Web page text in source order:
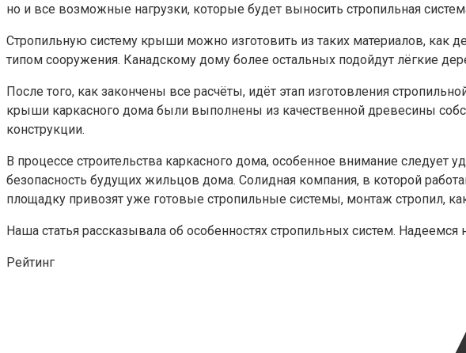
но и все возможные нагрузки, которые будет выносить стропильная
Стропильную систему крыши можно изготовить из таких материалов, как
типом сооружения. Канадскому дому более остальных подойдут лёгкие
После того, как закончены все расчёты, идёт этап изготовления
крыши каркасного дома были выполнены из качественной древесины
конструкции.
В процессе строительства каркасного дома, особенное внимание следует
безопасность будущих жильцов дома. Солидная компания, в которой
площадку привозят уже готовые стропильные системы, монтаж стропил,
Наша статья рассказывала об особенностях стропильных систем. Надеемся
Рейтинг